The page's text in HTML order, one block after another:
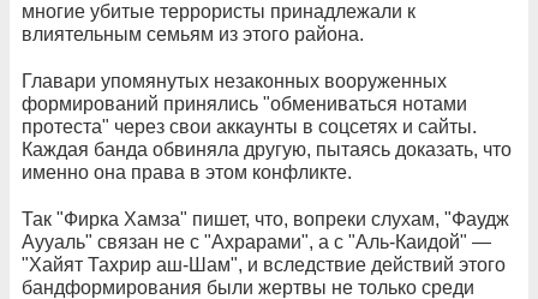
многие убитые террористы принадлежали к
влиятельным семьям из этого района.
Главари упомянутых незаконных вооруженных
формирований принялись "обмениваться нотами
протеста" через свои аккаунты в соцсетях и сайты.
Каждая банда обвиняла другую, пытаясь доказать, что
именно она права в этом конфликте.
Так "Фирка Хамза" пишет, что, вопреки слухам, "Фаудж
Аууаль" связан не с "Ахрарами", а с "Аль-Каидой" —
"Хайят Тахрир аш-Шам", и вследствие действий этого
бандформирования были жертвы не только среди